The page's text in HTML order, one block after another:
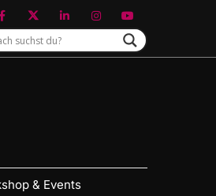
& Events